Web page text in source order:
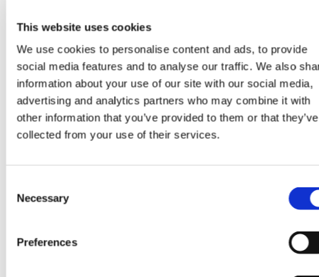
This website uses cookies
We use cookies to personalise content and ads, to provide
social media features and to analyse our traffic. We also
information about your use of our site with our social media,
advertising and analytics partners who may combine it with
other information that you’ve provided to them or that they’ve
collected from your use of their services.
Selection
Necessary
Preferences